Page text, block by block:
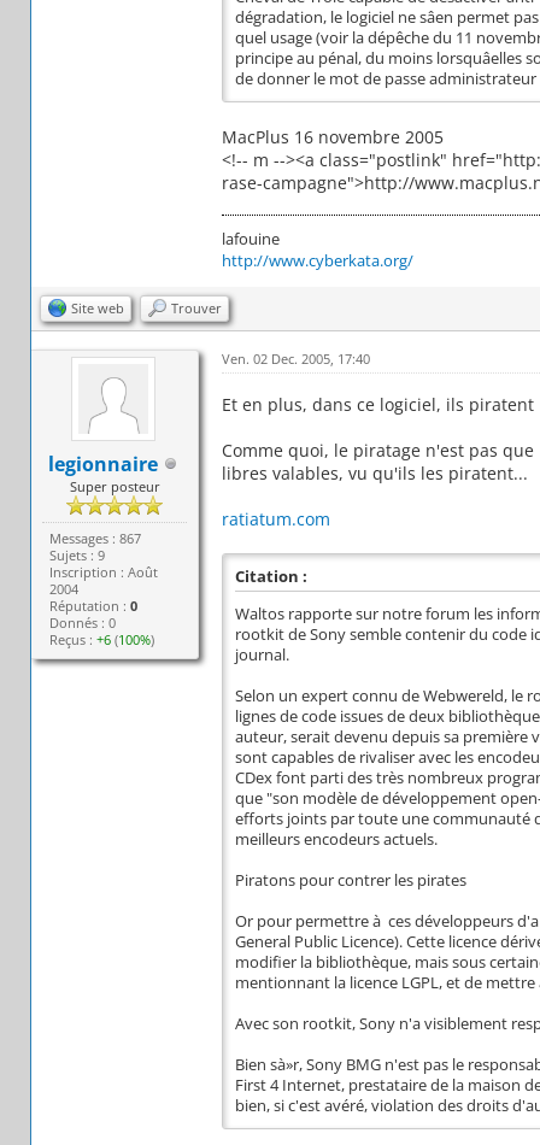
dégradation, le logiciel ne sâen permet
quel usage (voir la dépêche du 11
principe au pénal, du moins lorsquâelles
de donner le mot de passe administrateur
MacPlus 16 novembre 2005
<!-- m --><a class="postlink"
rase-campagne">http://
lafouine
http://www.cyberkata.org/
Site web Trouver
legionnaire
Super posteur
Messages : 867
Sujets : 9
Inscription : Août
2004
Réputation :0
Donnés : 0
Reçus :+6 (100%)
Ven. 02 Dec. 2005, 17:40
Et en plus, dans ce logiciel, ils
Comme quoi, le piratage n'est pas
libres valables, vu qu'ils les piratent...
ratiatum.com
Citation :
Waltos rapporte sur notre forum les
rootkit de Sony semble contenir du code
journal.
Selon un expert connu de Webwereld, le
lignes de code issues de deux
auteur, serait devenu depuis sa première
sont capables de rivaliser avec les
CDex font parti des très nombreux
que "son modèle de développement
efforts joints par toute une communauté
meilleurs encodeurs actuels.
Piratons pour contrer les pirates
Or pour permettre à ces développeurs
General Public Licence). Cette licence
modifier la bibliothèque, mais sous
mentionnant la licence LGPL, et de
Avec son rootkit, Sony n'a visiblement
Bien sà»r, Sony BMG n'est pas le
First 4 Internet, prestataire de la maison
bien, si c'est avéré, violation des droits